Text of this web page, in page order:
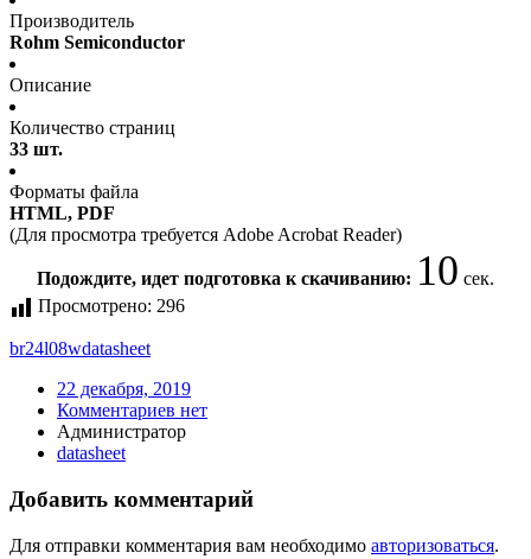
Производитель
Rohm Semiconductor
Описание
Количество страниц
33 шт.
Форматы файла
HTML, PDF
(Для просмотра требуется Adobe Acrobat Reader)
Подождите, идет подготовка к скачиванию: 10 сек.
Просмотрено: 296
br24l08wdatasheet
22 декабря, 2019
Комментариев нет
Администратор
datasheet
Добавить комментарий
Для отправки комментария вам необходимо авторизоваться.